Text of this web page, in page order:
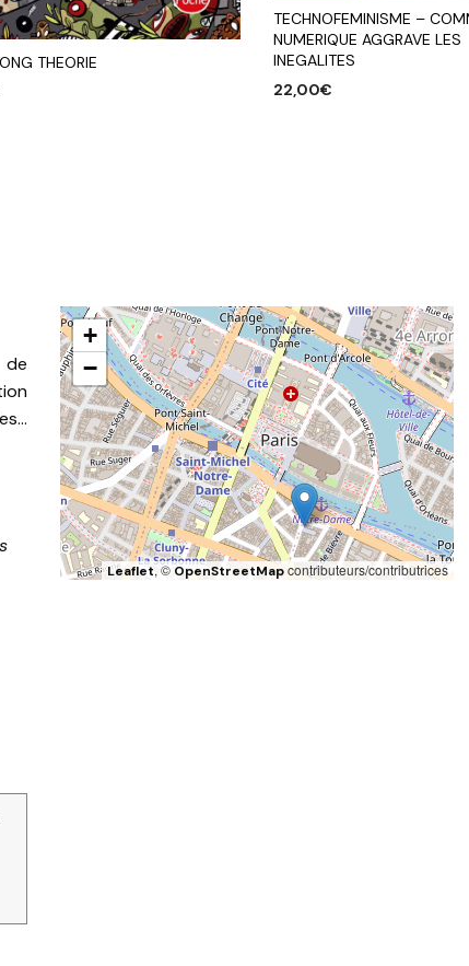
THEORIE
TECHNOFEMINISME –
NUMERIQUE AGGRAVE LES
INEGALITES
22,00€
+
−
Leaflet, ©OpenStreetMapcontributeurs/contributrices